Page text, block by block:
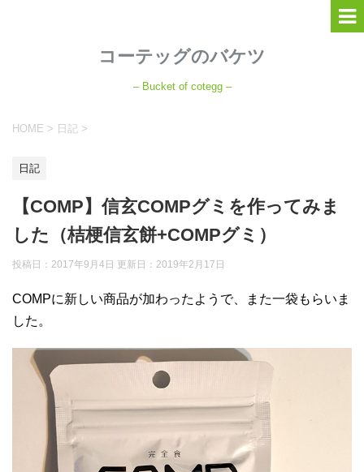
コーテッグのバケツ
– Bucket of cotegg –
HOME > 日記 >
日記
【COMP】信玄COMPグミを作ってみま
した（桔梗信玄餅+COMPグミ）
投稿日：2017年9月4日 更新日： 2019年2月17日
COMPに新しい商品が加わったようで、また一袋もらいま
した。